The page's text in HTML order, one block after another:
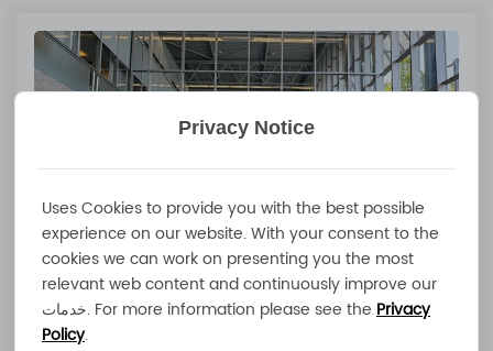
معرض التكنولوجيا البحرية المتقدمة في
Privacy Notice
Uses Cookies to provide you with the best possible
experience on our website. With your consent to the
cookies we can work on presenting you the most
relevant web content and continuously improve our
خدمات. For more information please see the Privacy
Policy.